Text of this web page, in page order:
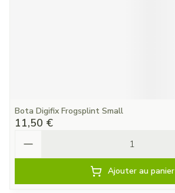
Bota Digifix Frogsplint Small
11,50 €
Ajouter au panier